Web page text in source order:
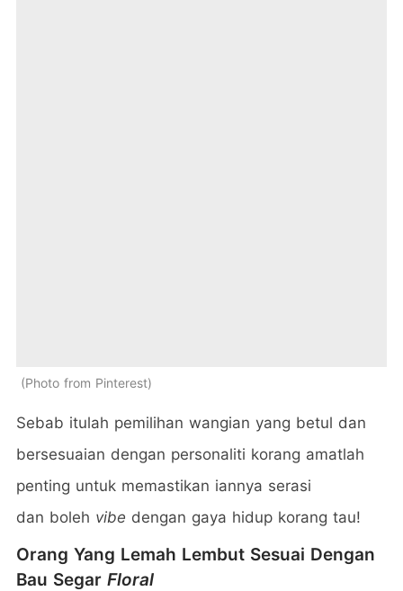
Photo from Pinterest
Sebab itulah pemilihan wangian yang betul dan
bersesuaian dengan personaliti korang amatlah
penting untuk memastikan iannya serasi
dan boleh vibe dengan gaya hidup korang tau!
Orang Yang Lemah Lembut Sesuai Dengan
Bau Segar Floral